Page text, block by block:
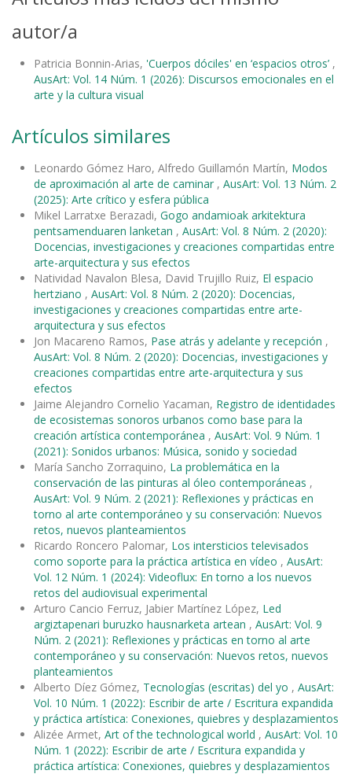
autor/a
Patricia Bonnin-Arias, 'Cuerpos dóciles' en ‘espacios otros’ ,
AusArt: Vol. 14 Núm. 1 (2026): Discursos emocionales en el
arte y la cultura visual
Artículos similares
Leonardo Gómez Haro, Alfredo Guillamón Martín, Modos
de aproximación al arte de caminar , AusArt: Vol. 13 Núm. 2
(2025): Arte crítico y esfera pública
Mikel Larratxe Berazadi, Gogo andamioak arkitektura
pentsamenduaren lanketan , AusArt: Vol. 8 Núm. 2 (2020):
Docencias, investigaciones y creaciones compartidas entre
arte-arquitectura y sus efectos
Natividad Navalon Blesa, David Trujillo Ruiz, El espacio
hertziano , AusArt: Vol. 8 Núm. 2 (2020): Docencias,
investigaciones y creaciones compartidas entre arte-
arquitectura y sus efectos
Jon Macareno Ramos, Pase atrás y adelante y recepción ,
AusArt: Vol. 8 Núm. 2 (2020): Docencias, investigaciones y
creaciones compartidas entre arte-arquitectura y sus
efectos
Jaime Alejandro Cornelio Yacaman, Registro de identidades
de ecosistemas sonoros urbanos como base para la
creación artística contemporánea , AusArt: Vol. 9 Núm. 1
(2021): Sonidos urbanos: Música, sonido y sociedad
María Sancho Zorraquino, La problemática en la
conservación de las pinturas al óleo contemporáneas ,
AusArt: Vol. 9 Núm. 2 (2021): Reflexiones y prácticas en
torno al arte contemporáneo y su conservación: Nuevos
retos, nuevos planteamientos
Ricardo Roncero Palomar, Los intersticios televisados
como soporte para la práctica artística en vídeo , AusArt:
Vol. 12 Núm. 1 (2024): Videoflux: En torno a los nuevos
retos del audiovisual experimental
Arturo Cancio Ferruz, Jabier Martínez López, Led
argiztapenari buruzko hausnarketa artean , AusArt: Vol. 9
Núm. 2 (2021): Reflexiones y prácticas en torno al arte
contemporáneo y su conservación: Nuevos retos, nuevos
planteamientos
Alberto Díez Gómez, Tecnologías (escritas) del yo , AusArt:
Vol. 10 Núm. 1 (2022): Escribir de arte / Escritura expandida
y práctica artística: Conexiones, quiebres y desplazamientos
Alizée Armet, Art of the technological world , AusArt: Vol. 10
Núm. 1 (2022): Escribir de arte / Escritura expandida y
práctica artística: Conexiones, quiebres y desplazamientos